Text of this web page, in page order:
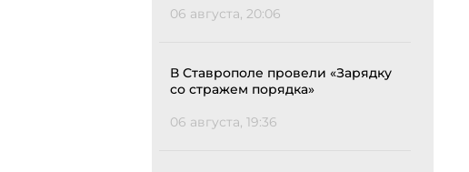
06 августа, 20:06
В Ставрополе провели «Зарядку
со стражем порядка»
06 августа, 19:36